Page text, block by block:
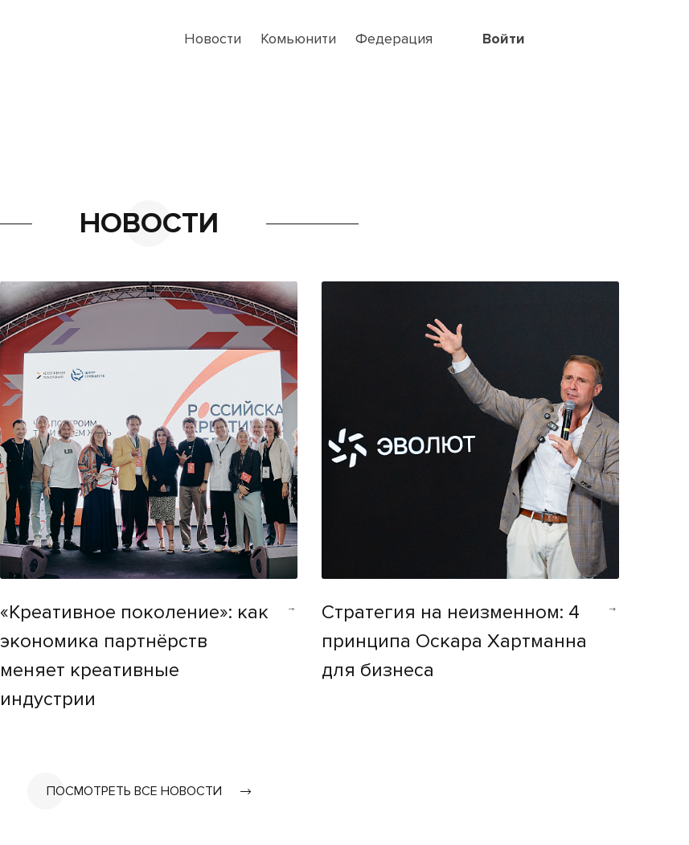
Новости Комьюнити Федерация Войти
НОВОСТИ
«Креативное поколение»: как
экономика партнёрств
меняет креативные
индустрии
Стратегия на неизменном: 4
принципа Оскара Хартманна
для бизнеса
ПОСМОТРЕТЬ ВСЕ НОВОСТИ